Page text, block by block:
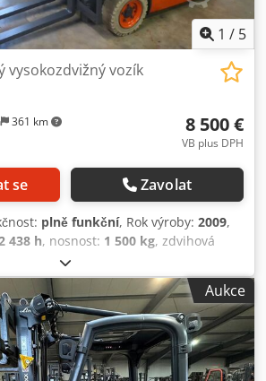
1 / 5
361 km
vysokozdvižný vozík
8 500 €
VB plus DPH
se Zavolat
plně funkční, Rok výroby: 2009,
438 h, nosnost: 1 500 kg, zdvihová
elektrický
2 120 mm, typ pohonu:Elektro,
vozík Typ stěžně: Triplex
a plně funkční Technický stav:
Agdek
Aukce